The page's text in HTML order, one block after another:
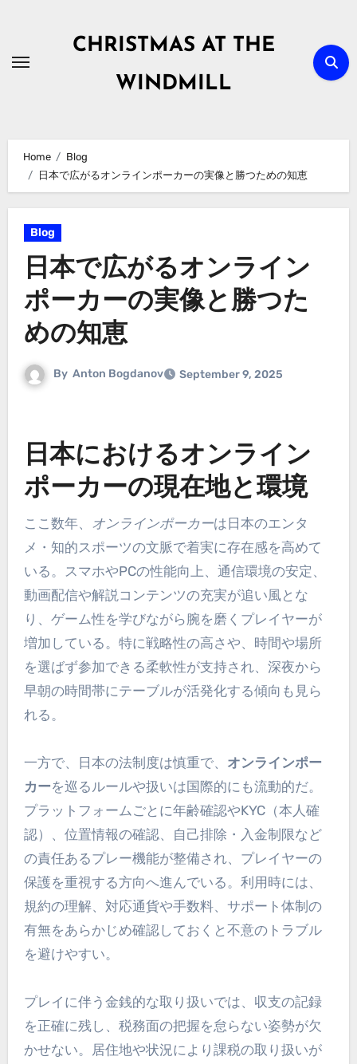
content
CHRISTMAS AT THE
WINDMILL
Home
Blog
日本で広がるオンラインポーカーの実像と勝つための知恵
Blog
日本で広がるオンライン
ポーカーの実像と勝つた
めの知恵
By Anton Bogdanov September 9, 2025
日本におけるオンライン
ポーカーの現在地と環境
ここ数年、 オンラインポーカーは日本のエンタ
メ・知的スポーツの文脈で着実に存在感を高めて
いる。スマホやPCの性能向上、通信環境の安定、
動画配信や解説コンテンツの充実が追い風とな
り、ゲーム性を学びながら腕を磨くプレイヤーが
増加している。特に戦略性の高さや、時間や場所
を選ばず参加できる柔軟性が支持され、深夜から
早朝の時間帯にテーブルが活発化する傾向も見ら
れる。
一方で、日本の法制度は慎重で、 オンラインポー
カーを巡るルールや扱いは国際的にも流動的だ。
プラットフォームごとに年齢確認やKYC（本人確
認）、位置情報の確認、自己排除・入金制限など
の責任あるプレー機能が整備され、プレイヤーの
保護を重視する方向へ進んでいる。利用時には、
規約の理解、対応通貨や手数料、サポート体制の
有無をあらかじめ確認しておくと不意のトラブル
を避けやすい。
プレイに伴う金銭的な取り扱いでは、収支の記録
を正確に残し、税務面の把握を怠らない姿勢が欠
かせない。居住地や状況により課税の取り扱いが